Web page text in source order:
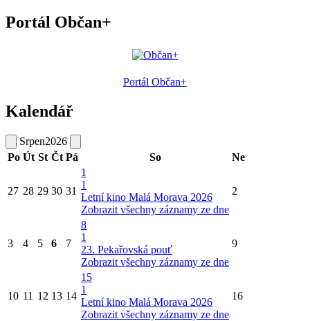
Portál Občan+
Portál Občan+
Kalendář
Srpen2026
Po Út St Čt Pá So Ne
27 28 29 30 31
1
1
Letní kino Malá Morava 2026
Zobrazit všechny záznamy ze dne
2
3 4 5 6 7
8
1
23. Pekařovská pouť
Zobrazit všechny záznamy ze dne
9
10 11 12 13 14
15
1
Letní kino Malá Morava 2026
Zobrazit všechny záznamy ze dne
16